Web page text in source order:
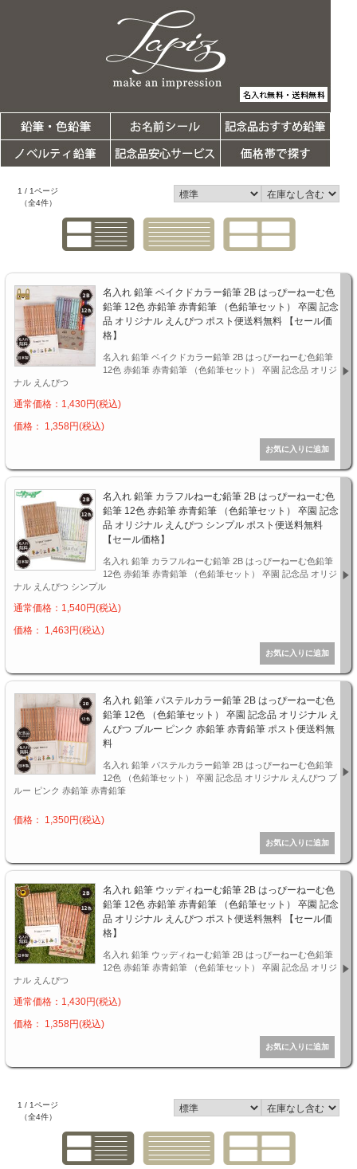
1 / 1ページ
（全4件）
名入れ 鉛筆 ベイクドカラー鉛筆 2B はっぴーねーむ色
鉛筆 12色 赤鉛筆 赤青鉛筆 （色鉛筆セット） 卒園 記念
品 オリジナル えんぴつ ポスト便送料無料 【セール価
格】
名入れ 鉛筆 ベイクドカラー鉛筆 2B はっぴーねーむ色鉛筆
12色 赤鉛筆 赤青鉛筆 （色鉛筆セット） 卒園 記念品 オリジ
ナル えんぴつ
通常価格：1,430円(税込)
価格： 1,358円(税込)
名入れ 鉛筆 カラフルねーむ鉛筆 2B はっぴーねーむ色
鉛筆 12色 赤鉛筆 赤青鉛筆 （色鉛筆セット） 卒園 記念
品 オリジナル えんぴつ シンプル ポスト便送料無料
【セール価格】
名入れ 鉛筆 カラフルねーむ鉛筆 2B はっぴーねーむ色鉛筆
12色 赤鉛筆 赤青鉛筆 （色鉛筆セット） 卒園 記念品 オリジ
ナル えんぴつ シンプル
通常価格：1,540円(税込)
価格： 1,463円(税込)
名入れ 鉛筆 パステルカラー鉛筆 2B はっぴーねーむ色
鉛筆 12色 （色鉛筆セット） 卒園 記念品 オリジナル え
んぴつ ブルー ピンク 赤鉛筆 赤青鉛筆 ポスト便送料無
料
名入れ 鉛筆 パステルカラー鉛筆 2B はっぴーねーむ色鉛筆
12色 （色鉛筆セット） 卒園 記念品 オリジナル えんぴつ ブ
ルー ピンク 赤鉛筆 赤青鉛筆
価格： 1,350円(税込)
名入れ 鉛筆 ウッディねーむ鉛筆 2B はっぴーねーむ色
鉛筆 12色 赤鉛筆 赤青鉛筆 （色鉛筆セット） 卒園 記念
品 オリジナル えんぴつ ポスト便送料無料 【セール価
格】
名入れ 鉛筆 ウッディねーむ鉛筆 2B はっぴーねーむ色鉛筆
12色 赤鉛筆 赤青鉛筆 （色鉛筆セット） 卒園 記念品 オリジ
ナル えんぴつ
通常価格：1,430円(税込)
価格： 1,358円(税込)
1 / 1ページ
（全4件）